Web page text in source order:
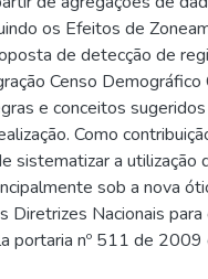
os Efeitos de
de detecção de
Censo
e conceitos
Como
sistematizar a utilização
sob a nova
Diretrizes Nacionais para
portaria nº 511 de